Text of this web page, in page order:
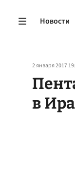
Новости
2 января 2017
в